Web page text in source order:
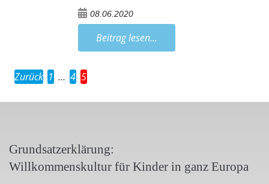
08.06.2020
Beitrag lesen...
Zurück 1 … 4 5
Grundsatzerklärung:
Willkommenskultur für Kinder in ganz Europa